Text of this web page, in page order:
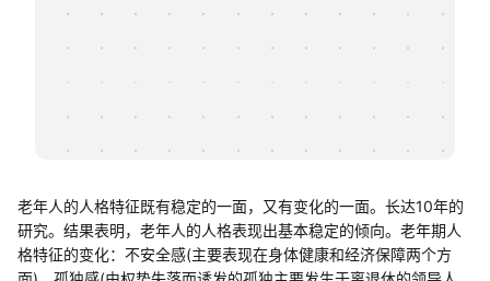
知识分享社区
老年人的人格特征既有稳定的一面，又有变化的一面。长达10年的
研究。结果表明，老年人的人格表现出基本稳定的倾向。老年期人
格特征的变化：不安全感(主要表现在身体健康和经济保障两个方